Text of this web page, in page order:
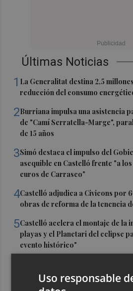
Últimas Noticias
1 La Generalitat destina 2,5
reducción del consumo
2Burriana impulsa una asistencia
de "Camí Serratella-Marge",
de 15 años
3Simó destaca el impulso del
asequible en Castelló frente "a
euros de Carrasco"
4Castelló adjudica a Civicons por
obras de reforma de la tenencia
5Castelló acelera el montaje de la
playas y el Planetari del eclipse
evento histórico"
Uso responsable